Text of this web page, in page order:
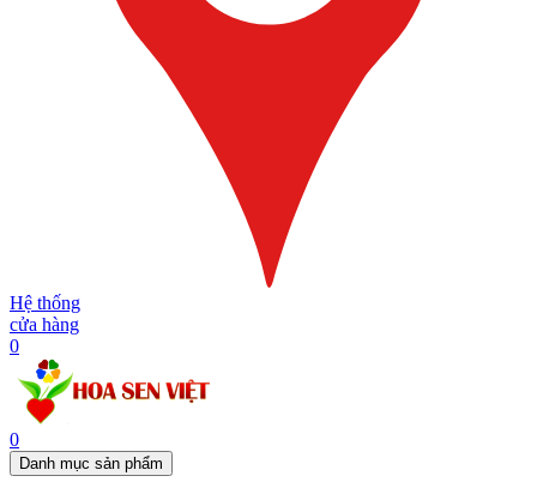
Hệ thống
cửa hàng
0
0
Danh mục sản phẩm